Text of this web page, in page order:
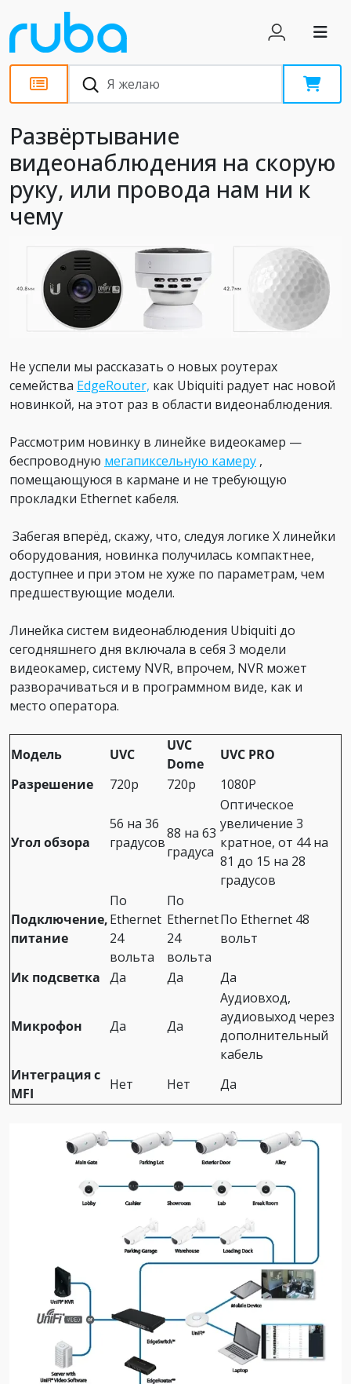
Обзоры
Развёртывание
видеонаблюдения на скорую
руку, или провода нам ни к
чему
Не успели мы рассказать о новых роутерах
семейства EdgeRouter, как Ubiquiti радует нас новой
новинкой, на этот раз в области видеонаблюдения.
Рассмотрим новинку в линейке видеокамер —
беспроводную мегапиксельную камеру ,
помещающуюся в кармане и не требующую
прокладки Ethernet кабеля.
Забегая вперёд, скажу, что, следуя логике X линейки
оборудования, новинка получилась компактнее,
доступнее и при этом не хуже по параметрам, чем
предшествующие модели.
Линейка систем видеонаблюдения Ubiquiti до
сегодняшнего дня включала в себя 3 модели
видеокамер, систему NVR, впрочем, NVR может
разворачиваться и в программном виде, как и
место оператора.
Модель UVC
UVC
Dome
UVC PRO
Разрешение
720p 720p 1080P
Угол обзора
56 на 36
градусов
88 на 63
градуса
Оптическое
увеличение 3
кратное, от 44 на
81 до 15 на 28
градусов
Подключение,
питание
По
Ethernet
24
вольта
По
Ethernet
24
вольта
По Ethernet 48
вольт
Ик подсветка Да Да Да
Микрофон Да Да
Аудиовход,
аудиовыход через
дополнительный
кабель
Интеграция с
MFI
Нет Нет Да